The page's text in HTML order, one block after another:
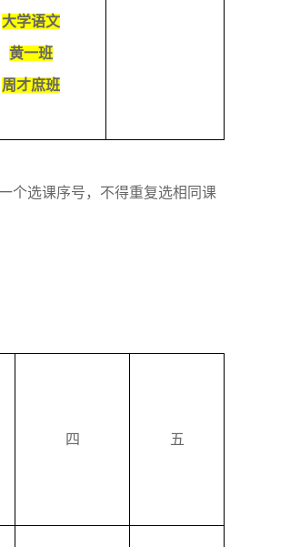
大学语文
黄一班
周才庶班
个选课序号，不得重复选相同课
四 五